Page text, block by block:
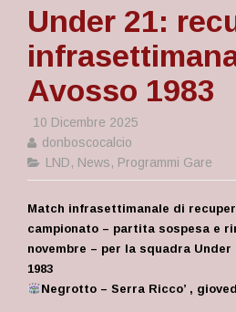
Under 21:
Avosso 1983
10 Dicembre 2025
donboscocalcio
LND, News, Programmi Gare
Match infrasettimanale di
campionato – partita sospesa e
novembre – per la squadra Under
1983
Negrotto – Serra Ricco’ ,